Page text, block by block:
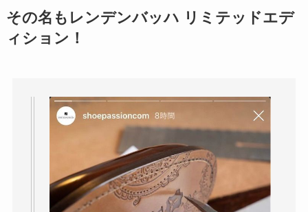
その名もレンデンバッハ リミテッドエデ
ィション！